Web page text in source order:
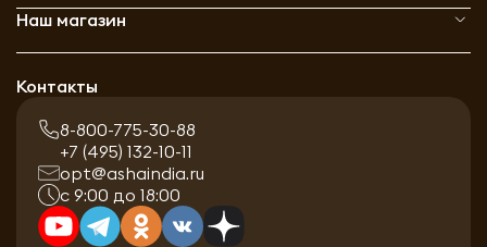
Наш магазин
Контакты
8-800-775-30-88
+7 (495) 132-10-11
opt@ashaindia.ru
с 9:00 до 18:00